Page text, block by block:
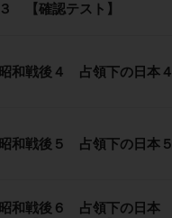
３ 【確認テスト】
昭和戦後４ 占領下の日本４
昭和戦後５ 占領下の日本５
昭和戦後６ 占領下の日本